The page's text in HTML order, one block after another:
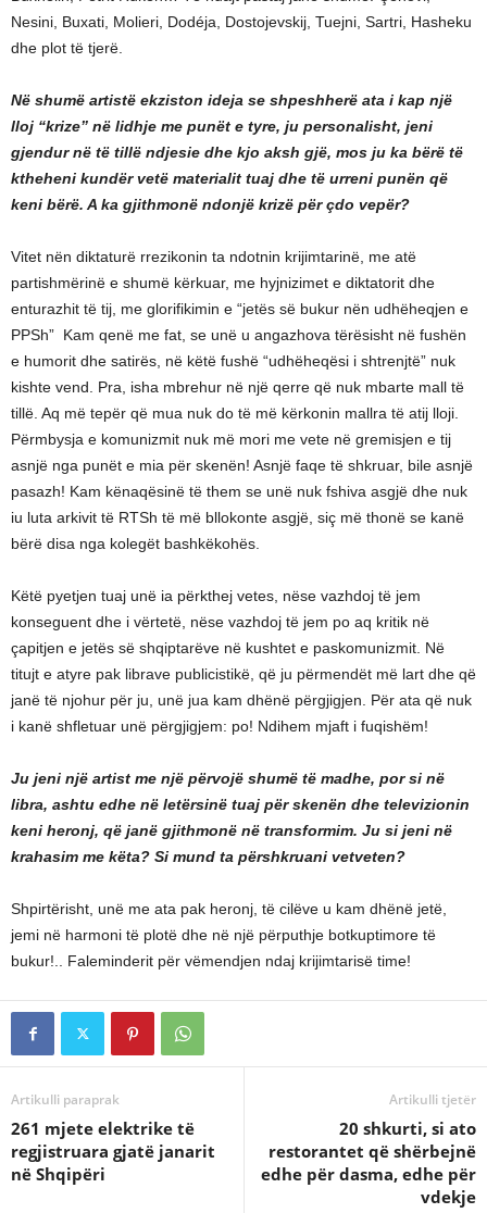
Nesini, Buxati, Molieri, Dodéja, Dostojevskij, Tuejni, Sartri, Hasheku
dhe plot të tjerë.
Në shumë artistë ekziston ideja se shpeshherë ata i kap një
lloj “krize” në lidhje me punët e tyre, ju personalisht, jeni
gjendur në të tillë ndjesie dhe kjo aksh gjë, mos ju ka bërë të
ktheheni kundër vetë materialit tuaj dhe të urreni punën që
keni bërë. A ka gjithmonë ndonjë krizë për çdo vepër?
Vitet nën diktaturë rrezikonin ta ndotnin krijimtarinë, me atë
partishmërinë e shumë kërkuar, me hyjnizimet e diktatorit dhe
enturazhit të tij, me glorifikimin e “jetës së bukur nën udhëheqjen e
PPSh” Kam qenë me fat, se unë u angazhova tërësisht në fushën
e humorit dhe satirës, në këtë fushë “udhëheqësi i shtrenjtë” nuk
kishte vend. Pra, isha mbrehur në një qerre që nuk mbarte mall të
tillë. Aq më tepër që mua nuk do të më kërkonin mallra të atij lloji.
Përmbysja e komunizmit nuk më mori me vete në gremisjen e tij
asnjë nga punët e mia për skenën! Asnjë faqe të shkruar, bile asnjë
pasazh! Kam kënaqësinë të them se unë nuk fshiva asgjë dhe nuk
iu luta arkivit të RTSh të më bllokonte asgjë, siç më thonë se kanë
bërë disa nga kolegët bashkëkohës.
Këtë pyetjen tuaj unë ia përkthej vetes, nëse vazhdoj të jem
konseguent dhe i vërtetë, nëse vazhdoj të jem po aq kritik në
çapitjen e jetës së shqiptarëve në kushtet e paskomunizmit. Në
titujt e atyre pak librave publicistikë, që ju përmendët më lart dhe që
janë të njohur për ju, unë jua kam dhënë përgjigjen. Për ata që nuk
i kanë shfletuar unë përgjigjem: po! Ndihem mjaft i fuqishëm!
Ju jeni një artist me një përvojë shumë të madhe, por si në
libra, ashtu edhe në letërsinë tuaj për skenën dhe televizionin
keni heronj, që janë gjithmonë në transformim. Ju si jeni në
krahasim me këta? Si mund ta përshkruani vetveten?
Shpirtërisht, unë me ata pak heronj, të cilëve u kam dhënë jetë,
jemi në harmoni të plotë dhe në një përputhje botkuptimore të
bukur!.. Faleminderit për vëmendjen ndaj krijimtarisë time!
Artikulli paraprak
​261 mjete elektrike të
regjistruara gjatë janarit
në Shqipëri
Artikulli tjetër
20 shkurti, si ato
restorantet që shërbejnë
edhe për dasma, edhe për
vdekje